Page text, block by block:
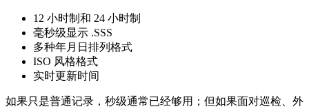
12 小时制和 24 小时制
毫秒级显示 .SSS
多种年月日排列格式
ISO 风格格式
实时更新时间
如果只是普通记录，秒级通常已经够用；但如果面对巡检、外